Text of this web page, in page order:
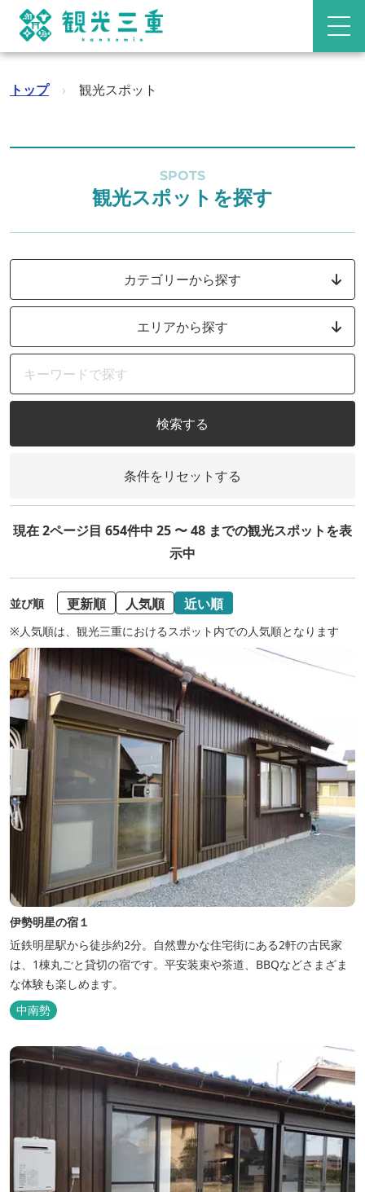
トップ › 観光スポット
SPOTS
観光スポットを探す
カテゴリーから探す
エリアから探す
検索する
条件をリセットする
現在 2ページ目 654件中 25 〜 48 までの観光スポットを表
示中
並び順 更新順 人気順 近い順
※人気順は、観光三重におけるスポット内での人気順となります
伊勢明星の宿１
近鉄明星駅から徒歩約2分。自然豊かな住宅街にある2軒の古民家
は、1棟丸ごと貸切の宿です。平安装束や茶道、BBQなどさまざま
な体験も楽しめます。
中南勢